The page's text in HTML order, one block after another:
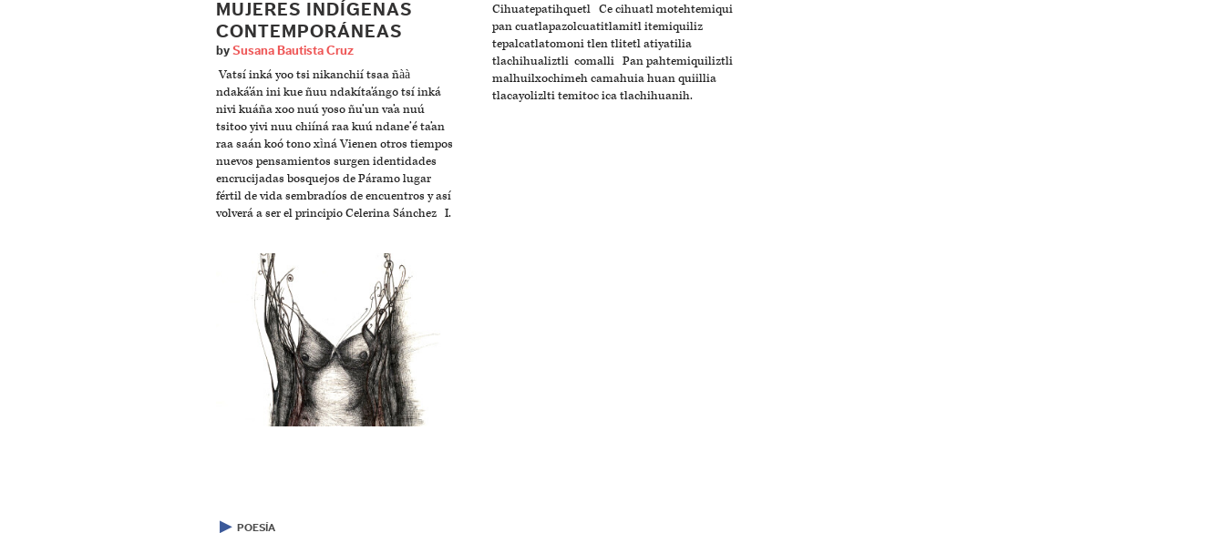
MUJERES INDÍGENAS
CONTEMPORÁNEAS
by Susana Bautista Cruz
Vatsí inká yoo tsi nikanchií tsaa ñàà
ndaká’án ini kue ñuu ndakíta’ángo tsí inká
nivi kuáña xoo nuú yoso ñu’un va’a nuú
tsitoo yivi nuu chiíná raa kuú ndane’é ta’an
raa saán koó tono xìná Vienen otros tiempos
nuevos pensamientos surgen identidades
encrucijadas bosquejos de Páramo lugar
fértil de vida sembradíos de encuentros y así
volverá a ser el principio Celerina Sánchez I.
Cihuatepatihquetl Ce cihuatl motehtemiqui
pan cuatlapazolcuatitlamitl itemiquiliz
tepalcatlatomoni tlen tlitetl atiyatilia
tlachihualiztli comalli Pan pahtemiquiliztli
malhuilxochimeh camahuia huan quiillia
tlacayolizlti temitoc ica tlachihuanih.
▶ POESÍA